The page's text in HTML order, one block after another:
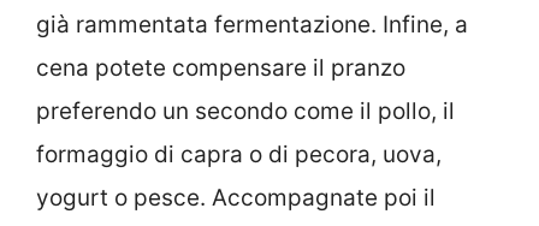
già rammentata fermentazione. Infine, a
cena potete compensare il pranzo
preferendo un secondo come il pollo, il
formaggio di capra o di pecora, uova,
yogurt o pesce. Accompagnate poi il